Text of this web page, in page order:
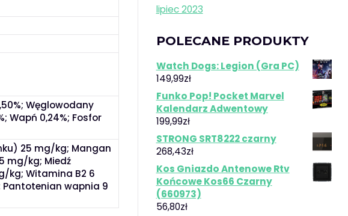
Węglowodany
Wapń 0,24%; Fosfor
25 mg/kg; Mangan
mg/kg; Miedź
kg; Witamina B2 6
wapnia 9
lipiec 2023
POLECANE PRODUKTY
Watch Dogs: Legion (Gra PC)
149,99zł
Funko Pop! Pocket Marvel
Kalendarz Adwentowy
199,99zł
STRONG SRT8222 czarny
268,43zł
Kos Gniazdo Antenowe Rtv
Końcowe Kos66 Czarny
(660973)
56,80zł